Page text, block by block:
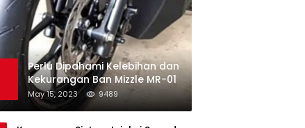
Perlu Dipahami Kelebihan dan
Kekurangan Ban Mizzle MR-01
May 15, 2023 9489